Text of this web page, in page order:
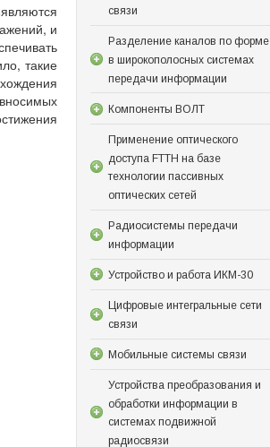
и
такие
связи
Разделение каналов по форме
в широкополосных системах
передачи информации
Компоненты ВОЛТ
Применение оптического
доступа FTTH на базе
технологии пассивных
оптических сетей
Радиосистемы передачи
информации
Устройство и работа ИКМ-30
Цифровые интегральные сети
связи
Мобильные системы связи
Устройства преобразования и
обработки информации в
системах подвижной
радиосвязи